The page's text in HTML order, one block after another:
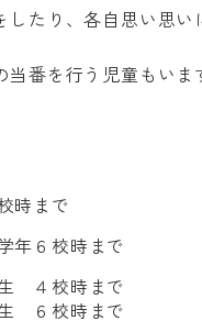
したり、各自思い思い
番を行う児童もいま
時まで
年６校時まで
４校時まで
６校時まで